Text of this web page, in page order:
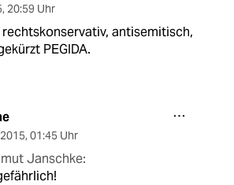
, 20:59 Uhr
antisemitisch,
PEGIDA.
, 01:45 Uhr
Janschke: